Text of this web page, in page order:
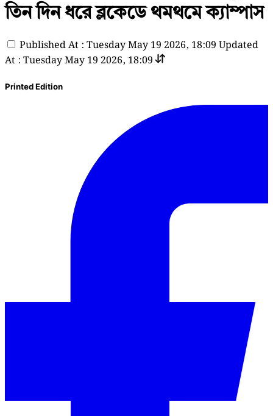
তিন দিন ধরে ব্লকেডে থমথমে ক্যাম্পাস
Published At : Tuesday May 19 2026, 18:09 Updated
At : Tuesday May 19 2026, 18:09
Printed Edition